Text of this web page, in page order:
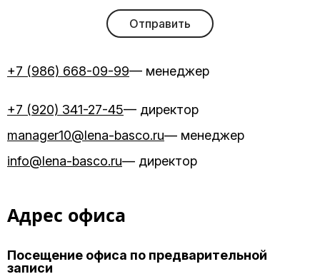
Отправить
+7 (986) 668-09-99— менеджер
+7 (920) 341-27-45— директор
manager10@lena-basco.ru— менеджер
info@lena-basco.ru— директор
Адрес офиса
Посещение офиса по предварительной
записи